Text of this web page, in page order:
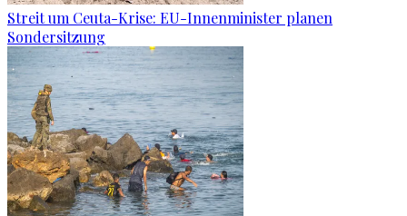
Streit um Ceuta-Krise: EU-Innenminister planen
Sondersitzung